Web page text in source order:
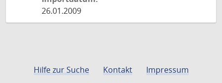
26.01.2009
Hilfe zur Suche Kontakt
Impressum